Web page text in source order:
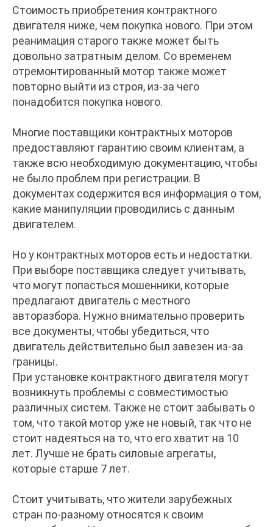
Стоимость приобретения контрактного
двигателя ниже, чем покупка нового. При этом
реанимация старого также может быть
довольно затратным делом. Со временем
отремонтированный мотор также может
повторно выйти из строя, из-за чего
понадобится покупка нового.
Многие поставщики контрактных моторов
предоставляют гарантию своим клиентам, а
также всю необходимую документацию, чтобы
не было проблем при регистрации. В
документах содержится вся информация о том,
какие манипуляции проводились с данным
двигателем.
Но у контрактных моторов есть и недостатки.
При выборе поставщика следует учитывать,
что могут попасться мошенники, которые
предлагают двигатель с местного
авторазбора. Нужно внимательно проверить
все документы, чтобы убедиться, что
двигатель действительно был завезен из-за
границы.
При установке контрактного двигателя могут
возникнуть проблемы с совместимостью
различных систем. Также не стоит забывать о
том, что такой мотор уже не новый, так что не
стоит надеяться на то, что его хватит на 10
лет. Лучше не брать силовые агрегаты,
которые старше 7 лет.
Стоит учитывать, что жители зарубежных
стран по-разному относятся к своим